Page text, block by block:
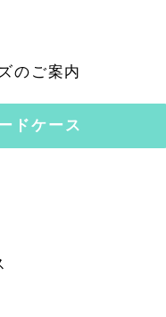
のご案内
ドケース